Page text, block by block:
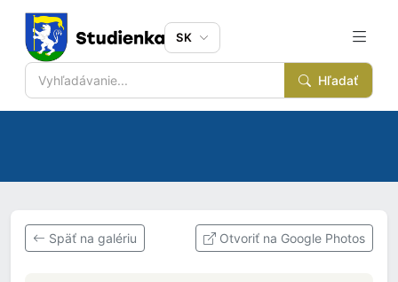
Hľadať
SK
Späť na galériu Otvoriť na Google Photos